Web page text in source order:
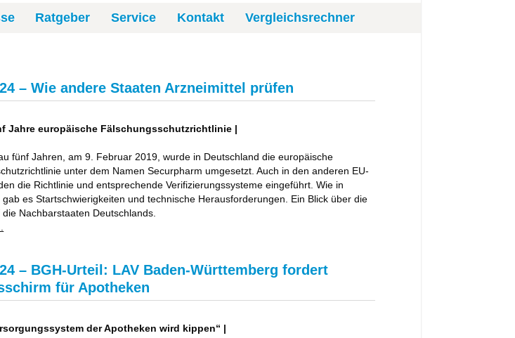
Ratgeber Service Kontakt Vergleichsrechner
– Wie andere Staaten Arzneimittel prüfen
Jahre europäische Fälschungsschutzrichtlinie |
fünf Jahren, am 9. Februar 2019, wurde in Deutschland die europäische
unter dem Namen Securpharm umgesetzt. Auch in den anderen EU-
die Richtlinie und entsprechende Verifizierungssysteme eingeführt. Wie in
gab es Startschwierigkeiten und technische Heraus­forderungen. Ein Blick über die
Nachbarstaaten Deutschlands.
– BGH-Urteil: LAV Baden-Württemberg fordert
für Apotheken
der Apotheken wird kippen“ |